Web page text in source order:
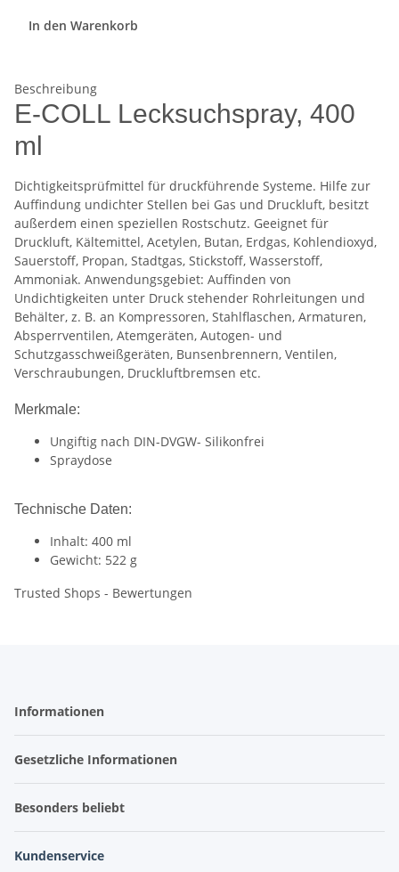
In den Warenkorb
Beschreibung
E-COLL Lecksuchspray, 400
ml
Dichtigkeitsprüfmittel für druckführende Systeme. Hilfe zur
Auffindung undichter Stellen bei Gas und Druckluft, besitzt
außerdem einen speziellen Rostschutz. Geeignet für
Druckluft, Kältemittel, Acetylen, Butan, Erdgas, Kohlendioxyd,
Sauerstoff, Propan, Stadtgas, Stickstoff, Wasserstoff,
Ammoniak. Anwendungsgebiet: Auffinden von
Undichtigkeiten unter Druck stehender Rohrleitungen und
Behälter, z. B. an Kompressoren, Stahlflaschen, Armaturen,
Absperrventilen, Atemgeräten, Autogen- und
Schutzgasschweißgeräten, Bunsenbrennern, Ventilen,
Verschraubungen, Druckluftbremsen etc.
Merkmale:
Ungiftig nach DIN-DVGW- Silikonfrei
Spraydose
Technische Daten:
Inhalt: 400 ml
Gewicht: 522 g
Trusted Shops - Bewertungen
Informationen
Gesetzliche Informationen
Besonders beliebt
Kundenservice